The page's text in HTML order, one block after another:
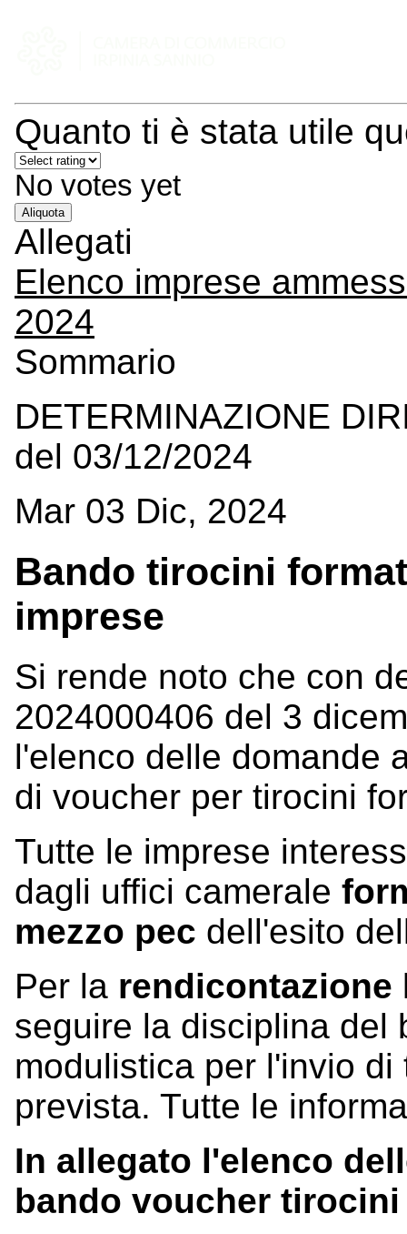
Quanto ti è stata utile
No votes yet
Aliquota
Allegati
Elenco imprese
2024
Sommario
DETERMINAZIONE
del 03/12/2024
Mar 03 Dic, 2024
Bando tirocini
imprese
Si rende noto che con
2024000406 del 3
l'elenco delle domande
di voucher per tirocini
Tutte le imprese
dagli uffici camerale
mezzo pec dell'esito
Per la rendicontazione
seguire la disciplina del
modulistica per l'invio
prevista. Tutte le
In allegato l'elenco
bando voucher tirocini